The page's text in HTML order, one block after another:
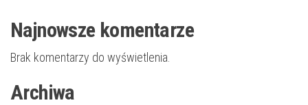
Najnowsze komentarze
Brak komentarzy do wyświetlenia.
Archiwa